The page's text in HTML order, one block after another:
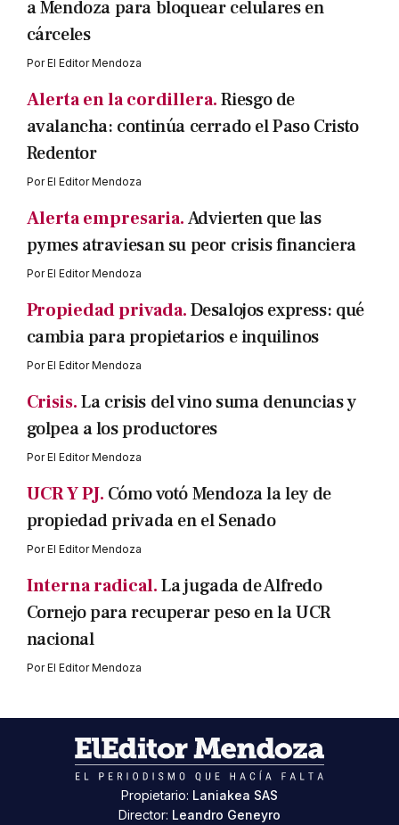
a Mendoza para bloquear celulares en
cárceles
PorEl Editor Mendoza
Alerta en la cordillera.Riesgo de
avalancha: continúa cerrado el Paso Cristo
Redentor
PorEl Editor Mendoza
Alerta empresaria.Advierten que las
pymes atraviesan su peor crisis financiera
PorEl Editor Mendoza
Propiedad privada.Desalojos express: qué
cambia para propietarios e inquilinos
PorEl Editor Mendoza
Crisis.La crisis del vino suma denuncias y
golpea a los productores
PorEl Editor Mendoza
UCR Y PJ. Cómo votó Mendoza la ley de
propiedad privada en el Senado
PorEl Editor Mendoza
Interna radical.La jugada de Alfredo
Cornejo para recuperar peso en la UCR
nacional
PorEl Editor Mendoza
Propietario: Laniakea SAS
Director: Leandro Geneyro